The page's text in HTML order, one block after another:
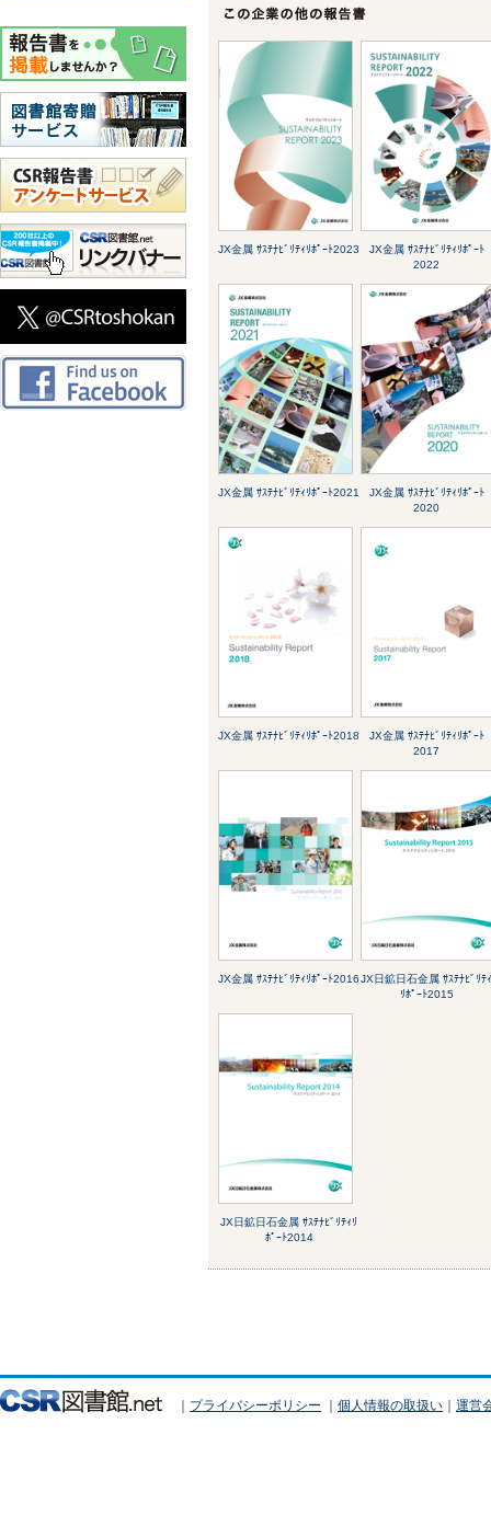
JX金属 ｻｽﾃﾅﾋﾞﾘﾃｨﾘﾎﾟｰﾄ2023
JX金属 ｻｽﾃﾅﾋﾞﾘﾃｨﾘﾎﾟｰﾄ
2022
JX金属 ｻｽﾃﾅﾋﾞﾘﾃｨﾘﾎﾟｰﾄ2021
JX金属 ｻｽﾃﾅﾋﾞﾘﾃｨﾘﾎﾟｰﾄ
2020
JX金属 ｻｽﾃﾅﾋﾞﾘﾃｨﾘﾎﾟｰﾄ2018
JX金属 ｻｽﾃﾅﾋﾞﾘﾃｨﾘﾎﾟｰﾄ
2017
JX金属 ｻｽﾃﾅﾋﾞﾘﾃｨﾘﾎﾟｰﾄ2016 JX日鉱日石金属 ｻｽﾃﾅﾋﾞﾘﾃ
ﾘﾎﾟｰﾄ2015
JX日鉱日石金属 ｻｽﾃﾅﾋﾞﾘﾃｨﾘ
ﾎﾟｰﾄ2014
｜ プライバシーポリシー ｜ 個人情報の取扱い ｜ 運営